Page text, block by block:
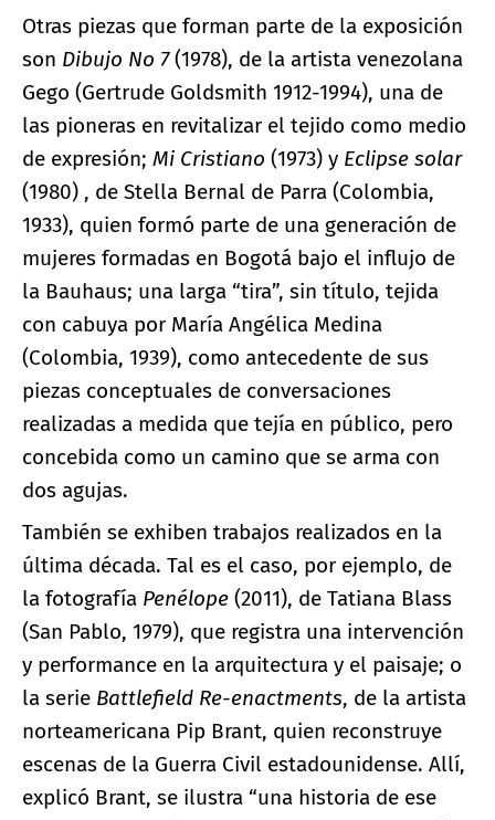
Otras piezas que forman parte de la exposición
son Dibujo No 7(1978), de la artista venezolana
Gego (Gertrude Goldsmith 1912-1994), una de
las pioneras en revitalizar el tejido como medio
de expresión; Mi Cristiano (1973) y Eclipse solar
(1980) , de Stella Bernal de Parra (Colombia,
1933), quien formó parte de una generación de
mujeres formadas en Bogotá bajo el influjo de
la Bauhaus; una larga “tira”, sin título, tejida
con cabuya por María Angélica Medina
(Colombia, 1939), como antecedente de sus
piezas conceptuales de conversaciones
realizadas a medida que tejía en público, pero
concebida como un camino que se arma con
dos agujas.
También se exhiben trabajos realizados en la
última década. Tal es el caso, por ejemplo, de
la fotografía Penélope (2011), de Tatiana Blass
(San Pablo, 1979), que registra una intervención
y performance en la arquitectura y el paisaje; o
la serie Battlefield Re-enactments, de la artista
norteamericana Pip Brant, quien reconstruye
escenas de la Guerra Civil estadounidense. Allí,
explicó Brant, se ilustra “una historia de ese